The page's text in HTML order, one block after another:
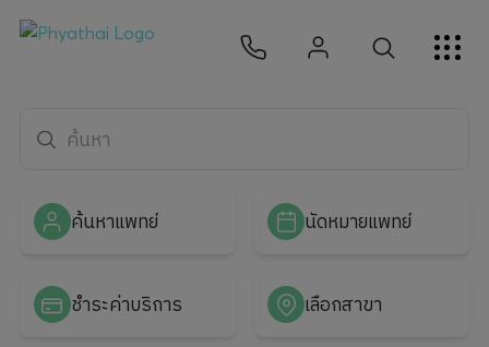
บทความ
โรงพยาบาลพญาไท — บริกา
ค้นหาแพทย์ นัดหมายแพทย์
ชำระค่าบริการ เลือกสาขา